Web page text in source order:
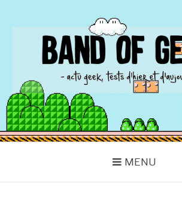
BAND OF
Actu Geek d'hier et d'aujourd'hui
MENU